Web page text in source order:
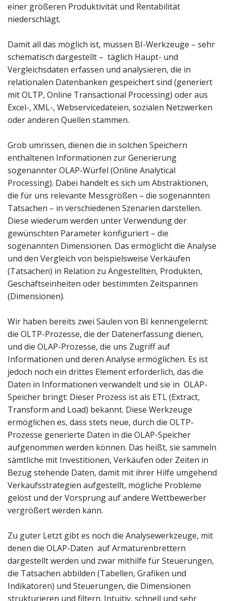
einer größeren Produktivität und Rentabilität
niederschlägt.
Damit all das möglich ist, müssen BI-Werkzeuge – sehr
schematisch dargestellt – täglich Haupt- und
Vergleichsdaten erfassen und analysieren, die in
relationalen Datenbanken gespeichert sind (generiert
mit OLTP, Online Transactional Processing) oder aus
Excel-, XML-, Webservicedateien, sozialen Netzwerken
oder anderen Quellen stammen.
Grob umrissen, dienen die in solchen Speichern
enthaltenen Informationen zur Generierung
sogenannter OLAP-Würfel (Online Analytical
Processing). Dabei handelt es sich um Abstraktionen,
die für uns relevante Messgrößen – die sogenannten
Tatsachen – in verschiedenen Szenarien darstellen.
Diese wiederum werden unter Verwendung der
gewünschten Parameter konfiguriert – die
sogenannten Dimensionen. Das ermöglicht die Analyse
und den Vergleich von beispielsweise Verkäufen
(Tatsachen) in Relation zu Angestellten, Produkten,
Geschäftseinheiten oder bestimmten Zeitspannen
(Dimensionen).
Wir haben bereits zwei Säulen von BI kennengelernt:
die OLTP-Prozesse, die der Datenerfassung dienen,
und die OLAP-Prozesse, die uns Zugriff auf
Informationen und deren Analyse ermöglichen. Es ist
jedoch noch ein drittes Element erforderlich, das die
Daten in Informationen verwandelt und sie in OLAP-
Speicher bringt: Dieser Prozess ist als ETL (Extract,
Transform and Load) bekannt. Diese Werkzeuge
ermöglichen es, dass stets neue, durch die OLTP-
Prozesse generierte Daten in die OLAP-Speicher
aufgenommen werden können. Das heißt, sie sammeln
sämtliche mit Investitionen, Verkäufen oder Zeiten in
Bezug stehende Daten, damit mit ihrer Hilfe umgehend
Verkaufsstrategien aufgestellt, mögliche Probleme
gelöst und der Vorsprung auf andere Wettbewerber
vergrößert werden kann.
Zu guter Letzt gibt es noch die Analysewerkzeuge, mit
denen die OLAP-Daten auf Armaturenbrettern
dargestellt werden und zwar mithilfe für Steuerungen,
die Tatsachen abbilden (Tabellen, Grafiken und
Indikatoren) und Steuerungen, die Dimensionen
strukturieren und filtern. Intuitiv, schnell und sehr